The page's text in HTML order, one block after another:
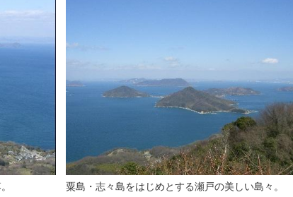
粟島・志々島をはじめとする瀬戸の美しい島々。